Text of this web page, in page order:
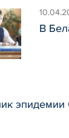
В
эпидемии